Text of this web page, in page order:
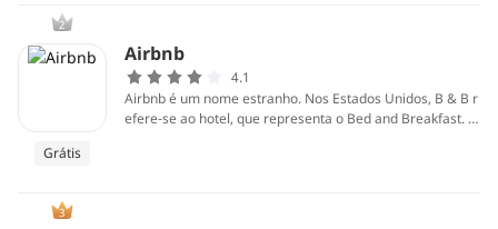
2
Grátis
Airbnb
4.1
Airbnb é um nome estranho. Nos Estados Unidos, B & B r
efere-se ao hotel, que representa o Bed and Breakfast. E
3